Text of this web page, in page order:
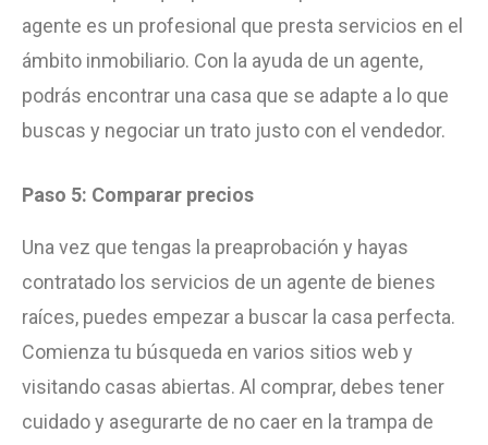
agente es un profesional que presta servicios en el
ámbito inmobiliario. Con la ayuda de un agente,
podrás encontrar una casa que se adapte a lo que
buscas y negociar un trato justo con el vendedor.
Paso 5: Comparar precios
Una vez que tengas la preaprobación y hayas
contratado los servicios de un agente de bienes
raíces, puedes empezar a buscar la casa perfecta.
Comienza tu búsqueda en varios sitios web y
visitando casas abiertas. Al comprar, debes tener
cuidado y asegurarte de no caer en la trampa de